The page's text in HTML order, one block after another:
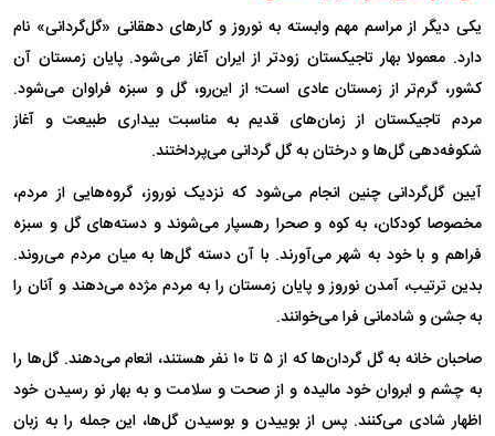
یکی دیگر از مراسم مهم وابسته به نوروز و کار‌های دهقانی «گل‌گردانی» نام
دارد. معمولا بهار تاجیکستان زودتر از ایران آغاز می‌شود. پایان زمستان آن
کشور، گرم‌تر از زمستان عادی است؛ از این‌رو، گل و سبزه فراوان می‌شود.
مردم تاجیکستان از زمان‌های قدیم به مناسبت بیداری طبیعت و آغاز
شکوفه‌دهی گل‌ها و درختان به گل گردانی می‌پرداختند.
آیین گل‌گردانی چنین انجام می‌شود که نزدیک نوروز، گروه‌هایی از مردم،
مخصوصا کودکان، به کوه و صحرا رهسپار می‌شوند و دسته‌های گل و سبزه
فراهم و با خود به شهر می‌آورند. با آن دسته گل‌ها به میان مردم می‌روند.
بدین ترتیب، آمدن نوروز و پایان زمستان را به مردم مژده می‌دهند و آنان را
به جشن و شادمانی فرا می‌خوانند.
صاحبان خانه به گل گردان‌ها که از ۵ تا ۱۰ نفر هستند، انعام می‌دهند. گل‌ها را
به چشم و ابروان خود مالیده و از صحت و سلامت و به بهار نو رسیدن خود
اظهار شادی می‌کنند. پس از بوییدن و بوسیدن گل‌ها، این جمله را به زبان